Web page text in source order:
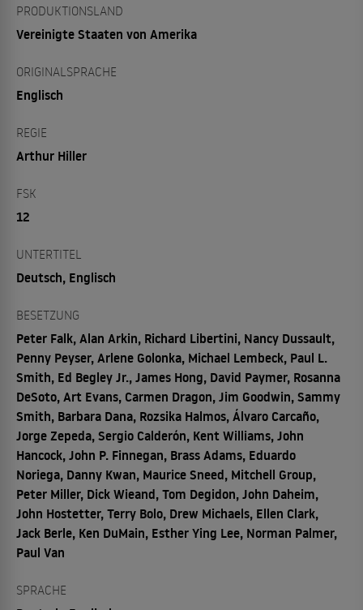
PRODUKTIONSLAND
Vereinigte Staaten von Amerika
ORIGINALSPRACHE
Englisch
REGIE
Arthur Hiller
FSK
12
UNTERTITEL
Deutsch, Englisch
BESETZUNG
Peter Falk, Alan Arkin, Richard Libertini, Nancy Dussault,
Penny Peyser, Arlene Golonka, Michael Lembeck, Paul L.
Smith, Ed Begley Jr., James Hong, David Paymer, Rosanna
DeSoto, Art Evans, Carmen Dragon, Jim Goodwin, Sammy
Smith, Barbara Dana, Rozsika Halmos, Álvaro Carcaño,
Jorge Zepeda, Sergio Calderón, Kent Williams, John
Hancock, John P. Finnegan, Brass Adams, Eduardo
Noriega, Danny Kwan, Maurice Sneed, Mitchell Group,
Peter Miller, Dick Wieand, Tom Degidon, John Daheim,
John Hostetter, Terry Bolo, Drew Michaels, Ellen Clark,
Jack Berle, Ken DuMain, Esther Ying Lee, Norman Palmer,
Paul Van
SPRACHE